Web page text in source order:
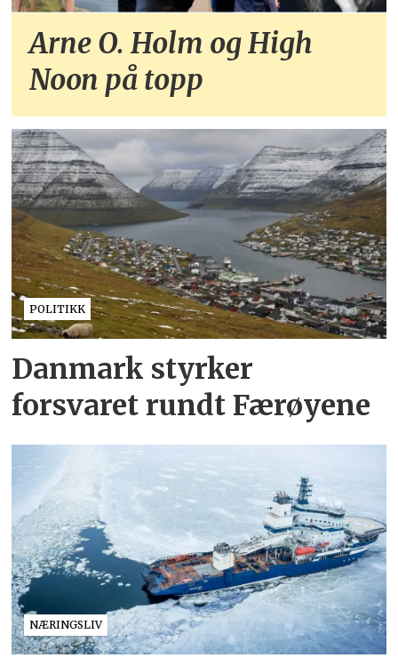
Arne O. Holm og High
Noon på topp
POLITIKK
Danmark styrker
forsvaret rundt Færøyene
NÆRINGSLIV